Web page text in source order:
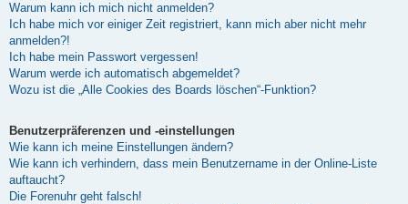
Warum kann ich mich nicht anmelden?
Ich habe mich vor einiger Zeit registriert, kann mich aber nicht mehr
anmelden?!
Ich habe mein Passwort vergessen!
Warum werde ich automatisch abgemeldet?
Wozu ist die „Alle Cookies des Boards löschen“-Funktion?
Benutzerpräferenzen und -einstellungen
Wie kann ich meine Einstellungen ändern?
Wie kann ich verhindern, dass mein Benutzername in der Online-Liste
auftaucht?
Die Forenuhr geht falsch!